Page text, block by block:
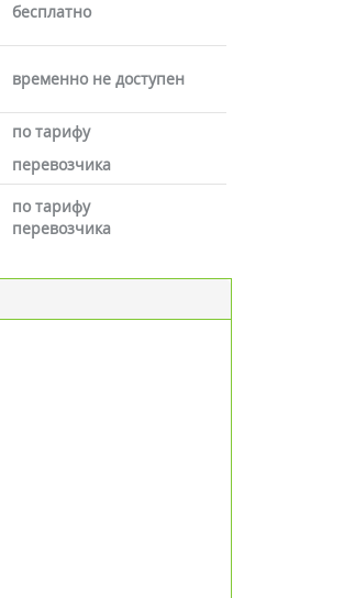
бесплатно
временно не доступен
по тарифу
перевозчика
по тарифу
перевозчика